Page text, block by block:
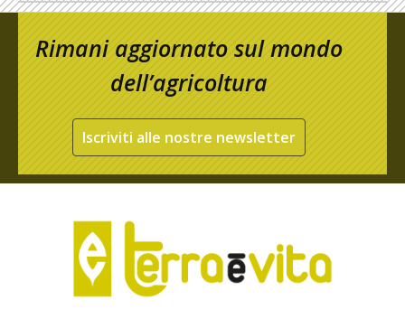
Rimani aggiornato sul mondo
dell’agricoltura
Iscriviti alle nostre newsletter